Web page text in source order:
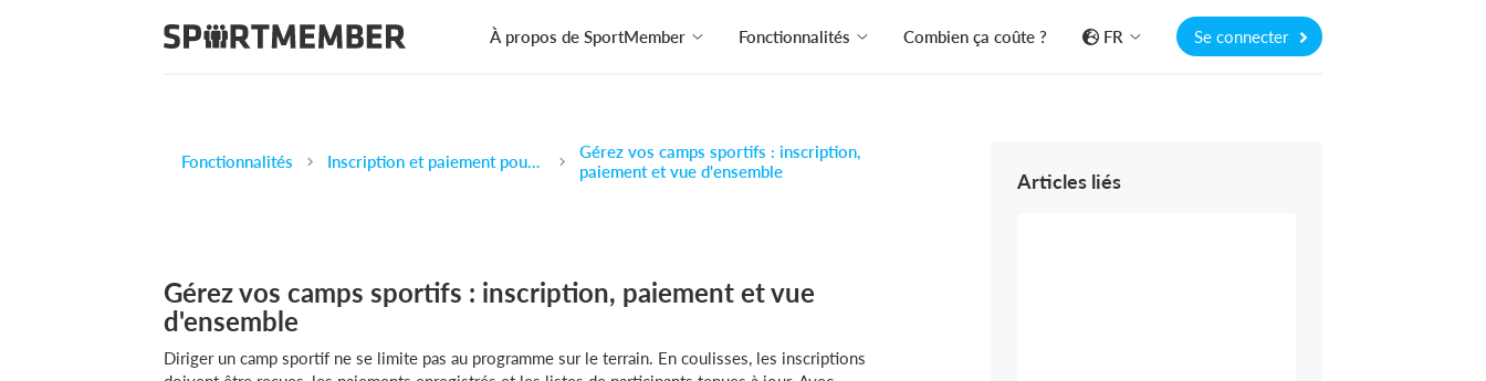
À propos de SportMember Fonctionnalités Combien ça coûte ? FR Se connecter
Fonctionnalités Inscription et paiement pour des stages sportifs
Gérez vos camps sportifs : inscription,
paiement et vue d'ensemble
Gérez vos camps sportifs : inscription, paiement et vue
d'ensemble
Diriger un camp sportif ne se limite pas au programme sur le terrain. En coulisses, les inscriptions
Articles liés